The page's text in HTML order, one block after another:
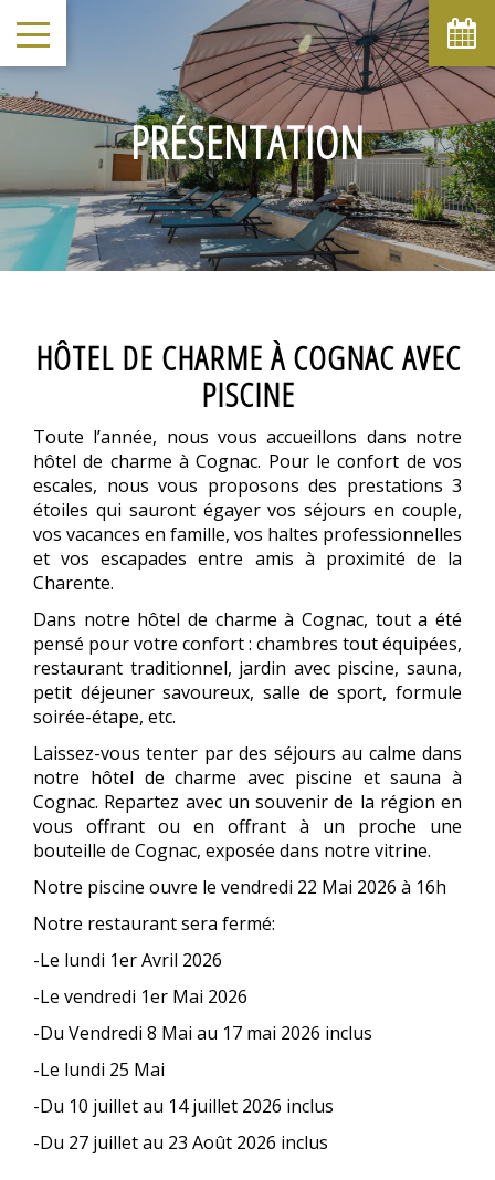
PRÉSENTATION
HÔTEL DE CHARME À COGNAC AVEC
PISCINE
Toute l’année, nous vous accueillons dans notre
hôtel de charme à Cognac. Pour le confort de vos
escales, nous vous proposons des prestations 3
étoiles qui sauront égayer vos séjours en couple,
vos vacances en famille, vos haltes professionnelles
et vos escapades entre amis à proximité de la
Charente.
Dans notre hôtel de charme à Cognac, tout a été
pensé pour votre confort : chambres tout équipées,
restaurant traditionnel, jardin avec piscine, sauna,
petit déjeuner savoureux, salle de sport, formule
soirée-étape, etc.
Laissez-vous tenter par des séjours au calme dans
notre hôtel de charme avec piscine et sauna à
Cognac. Repartez avec un souvenir de la région en
vous offrant ou en offrant à un proche une
bouteille de Cognac, exposée dans notre vitrine.
Notre piscine ouvre le vendredi 22 Mai 2026 à 16h
Notre restaurant sera fermé:
-Le lundi 1er Avril 2026
-Le vendredi 1er Mai 2026
-Du Vendredi 8 Mai au 17 mai 2026 inclus
-Le lundi 25 Mai
-Du 10 juillet au 14 juillet 2026 inclus
-Du 27 juillet au 23 Août 2026 inclus